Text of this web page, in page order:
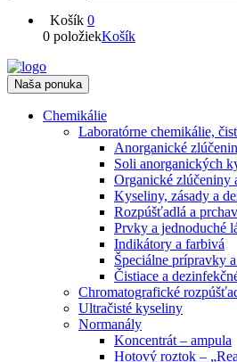
Košík 0
0 položiekKošík
Naša ponuka
Chemikálie
Laboratórne chemikálie,
Anorganické
Soli anorganických
Organické zlúčeniny
Kyseliny, zásady a
Rozpúšťadlá a
Prvky a jednoduché
Indikátory a farbivá
Špeciálne prípravky
Čistiace a
Chromatografické
Ultračisté kyseliny
Normanály
Koncentrát – ampula
Hotový roztok –